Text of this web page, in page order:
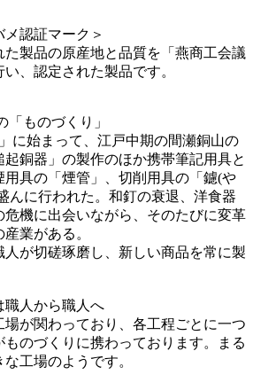
メ認証マーク＞
製品の原産地と品質を「燕商工会議
、認定された製品です。
「ものづくり」
に始まって、江戸中期の間瀬銅山の
銅器」の製作のほか携帯筆記用具と
用具の「煙管」、切削用具の「鑢(や
んに行われた。和釘の衰退、洋食器
機に出会いながら、そのたびに変革
業がある。
人が切磋琢磨し、新しい商品を常に製
職人から職人へ
が関わっており、各工程ごとに一つ
のづくりに携わっております。まる
工場のようです。